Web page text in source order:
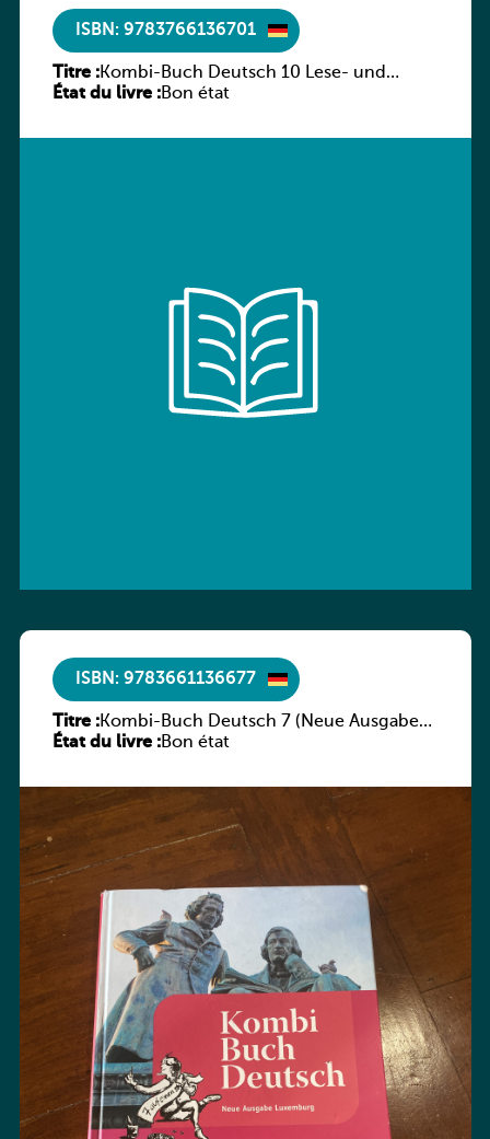
ISBN: 9783766136701
Titre :Kombi-Buch Deutsch 10 Lese- und
Sprachbuch
État du livre :Bon état
ISBN: 9783661136677
Titre :Kombi-Buch Deutsch 7 (Neue Ausgabe
Luxemburg)
État du livre :Bon état